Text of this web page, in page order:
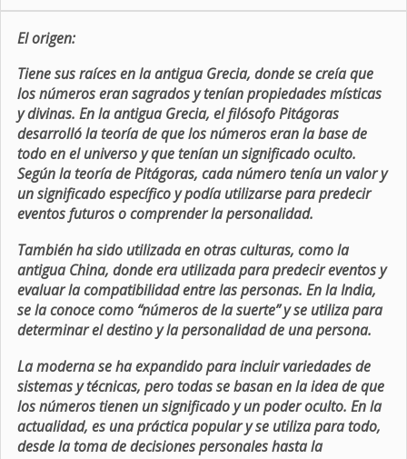
El origen:
Tiene sus raíces en la antigua Grecia, donde se creía que
los números eran sagrados y tenían propiedades místicas
y divinas. En la antigua Grecia, el filósofo Pitágoras
desarrolló la teoría de que los números eran la base de
todo en el universo y que tenían un significado oculto.
Según la teoría de Pitágoras, cada número tenía un valor y
un significado específico y podía utilizarse para predecir
eventos futuros o comprender la personalidad.
También ha sido utilizada en otras culturas, como la
antigua China, donde era utilizada para predecir eventos y
evaluar la compatibilidad entre las personas. En la India,
se la conoce como “números de la suerte” y se utiliza para
determinar el destino y la personalidad de una persona.
La moderna se ha expandido para incluir variedades de
sistemas y técnicas, pero todas se basan en la idea de que
los números tienen un significado y un poder oculto. En la
actualidad, es una práctica popular y se utiliza para todo,
desde la toma de decisiones personales hasta la